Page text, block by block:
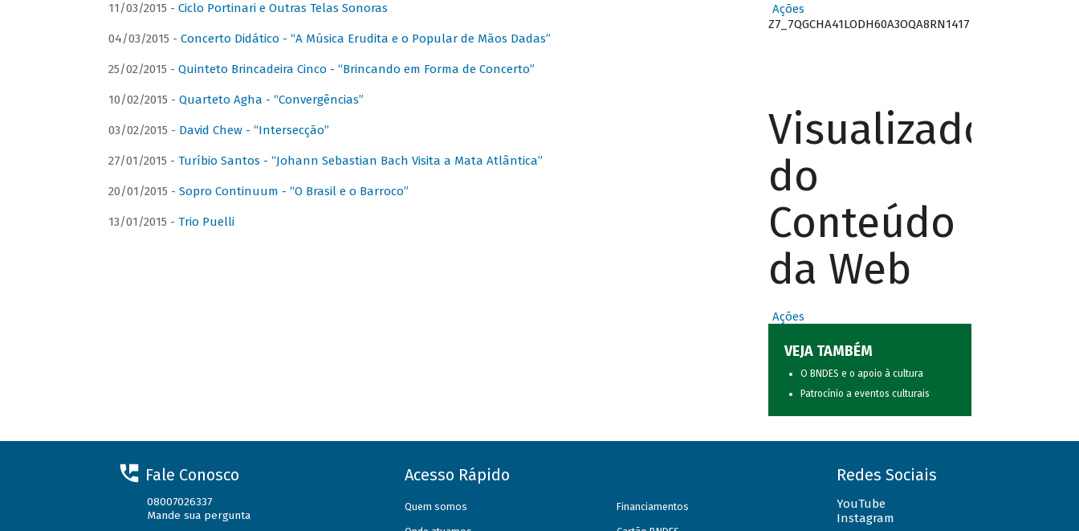
11/03/2015 - Ciclo Portinari e Outras Telas Sonoras
04/03/2015 - Concerto Didático - “A Música Erudita e o Popular de Mãos Dadas”
25/02/2015 - Quinteto Brincadeira Cinco - “Brincando em Forma de Concerto”
10/02/2015 - Quarteto Agha - “Convergências”
03/02/2015 - David Chew - “Intersecção”
27/01/2015 - Turíbio Santos - “Johann Sebastian Bach Visita a Mata Atlântica”
20/01/2015 - Sopro Continuum - “O Brasil e o Barroco”
13/01/2015 - Trio Puelli
Ações
Z7_7QGCHA41LODH60A3OQA8RN1417
Visualizador
do
Conteúdo
da Web
Ações
VEJA TAMBÉM
O BNDES e o apoio à cultura
Patrocínio a eventos culturais
Fale Conosco
08007026337
Mande sua pergunta
Acesso Rápido
Quem somos Financiamentos
Redes Sociais
YouTube
Instagram